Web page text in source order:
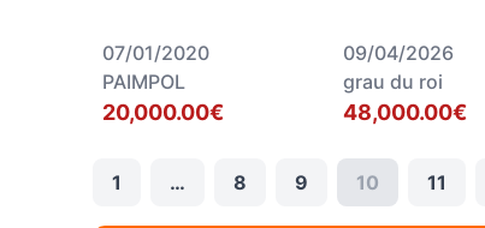
07/01/2020
PAIMPOL
20,000.00€
09/04/2026
grau du roi
48,000.00€
1 … 8 9 10 11